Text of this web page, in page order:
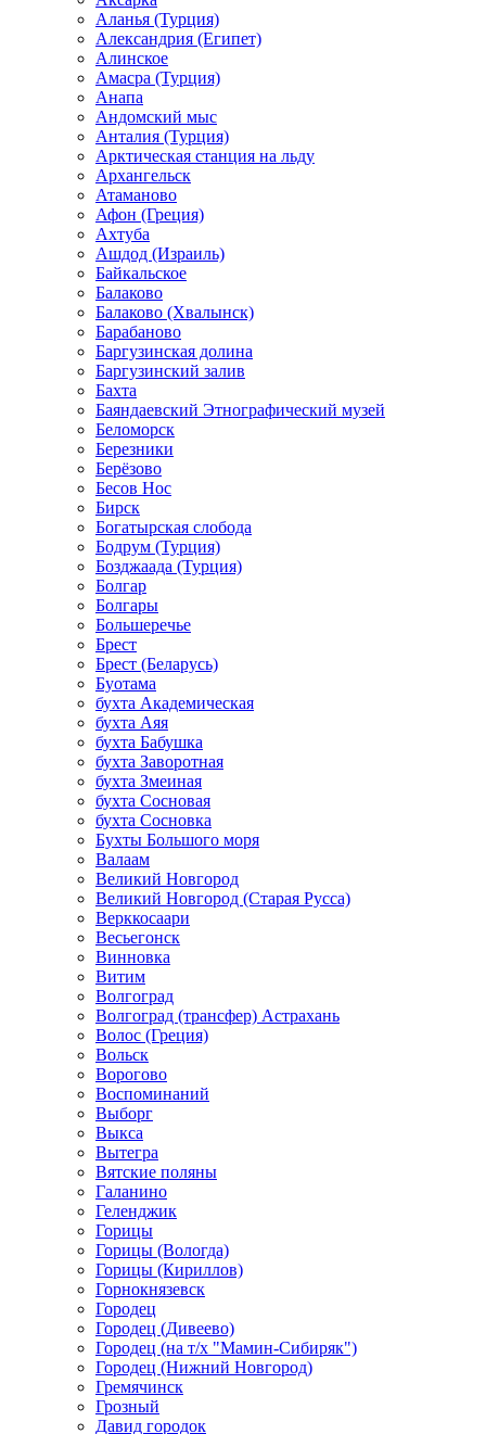
Аланья (Турция)
Александрия (Египет)
Алинское
Амасра (Турция)
Анапа
Андомский мыс
Анталия (Турция)
Арктическая станция на льду
Архангельск
Атаманово
Афон (Греция)
Ахтуба
Ашдод (Израиль)
Байкальское
Балаково
Балаково (Хвалынск)
Барабаново
Баргузинская долина
Баргузинский залив
Бахта
Баяндаевский Этнографический музей
Беломорск
Березники
Берёзово
Бесов Нос
Бирск
Богатырская слобода
Бодрум (Турция)
Бозджаада (Турция)
Болгар
Болгары
Большеречье
Брест
Брест (Беларусь)
Буотама
бухта Академическая
бухта Аяя
бухта Бабушка
бухта Заворотная
бухта Змеиная
бухта Сосновая
бухта Сосновка
Бухты Большого моря
Валаам
Великий Новгород
Великий Новгород (Старая Русса)
Верккосаари
Весьегонск
Винновка
Витим
Волгоград
Волгоград (трансфер) Астрахань
Волос (Греция)
Вольск
Ворогово
Воспоминаний
Выборг
Выкса
Вытегра
Вятские поляны
Галанино
Геленджик
Горицы
Горицы (Вологда)
Горицы (Кириллов)
Горнокнязевск
Городец
Городец (Дивеево)
Городец (на т/х "Мамин-Сибиряк")
Городец (Нижний Новгород)
Гремячинск
Грозный
Давид городок